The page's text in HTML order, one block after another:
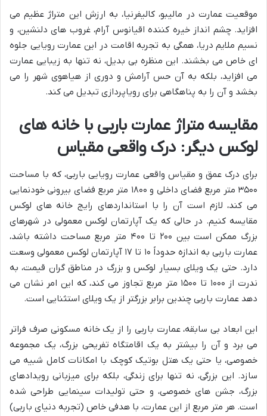
موقعیت عمارت در مالیبو، کالیفرنیا، به ارزش این متراژ عظیم می
افزاید. چشم انداز خیره کننده اقیانوس آرام، غروب های دلنشین، و
نسیم ملایم دریا، همگی به تجربه اقامت در این عمارت رویایی جلوه
ای خاص می بخشند. این منظره بی بدیل، نه تنها به زیبایی عمارت
می افزاید، بلکه به آن حس آرامش و دوری از هیاهوی شهر را می
بخشد و آن را به پناهگاهی برای رویاپردازی تبدیل می کند.
مقایسه متراژ عمارت باربی با خانه های
لوکس دیگر: درک واقعی مقیاس
برای درک عمق و مقیاس واقعی عمارت رویایی باربی، که با مساحت
۳۵۰۰ متر مربع فضای داخلی و ۱۸۰۰ متر مربع فضای بیرونی خودنمایی
می کند، لازم است آن را با استانداردهای رایج خانه های لوکس
مقایسه کنیم. در حالی که یک آپارتمان لوکس معمولی در شهرهای
بزرگ ممکن است بین ۲۰۰ تا ۴۰۰ متر مربع مساحت داشته باشد،
عمارت باربی به اندازه حدوداً ۱۰ تا ۱۷ آپارتمان لوکس معمولی وسعت
دارد. حتی یک ویلای بسیار لوکس و بزرگ در مناطق گران قیمت، به
ندرت از ۱۰۰۰ تا ۱۵۰۰ متر مربع تجاوز می کند، که این امر نشان می
دهد عمارت باربی چندین برابر بزرگتر از یک ویلای استثنایی است.
این ابعاد بی سابقه، عمارت باربی را از یک خانه مسکونی صرف فراتر
می برد و آن را بیشتر به یک اقامتگاه تفریحی بزرگ، یک مجموعه
خصوصی، یا حتی یک هتل بوتیک کوچک با امکانات کامل شبیه می
سازد. این بزرگی، نه تنها برای زندگی، بلکه برای میزبانی رویدادهای
بزرگ، جشن های خصوصی، و حتی تولیدات سینمایی طراحی شده
است. هر متر مربع از این عمارت، با هدفی خاص (تجربه دنیای باربی)